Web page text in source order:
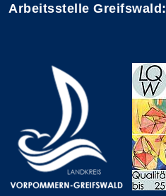
Arbeitsstelle Greifswald: